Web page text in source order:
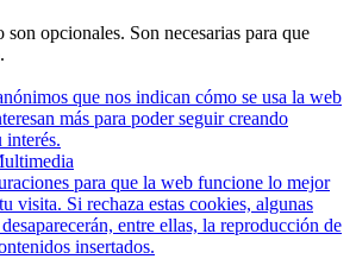
son opcionales. Son necesarias para que
que nos indican cómo se usa la web
más para poder seguir creando
interés.
para que la web funcione lo mejor
visita. Si rechaza estas cookies, algunas
entre ellas, la reproducción de
insertados.